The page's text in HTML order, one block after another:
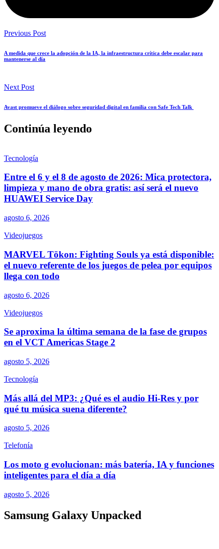
Previous Post
A medida que crece la adopción de la IA, la infraestructura crítica debe escalar para
mantenerse al día
Next Post
Avast promueve el diálogo sobre seguridad digital en familia con Safe Tech Talk
Continúa leyendo
Tecnología
Entre el 6 y el 8 de agosto de 2026: Mica protectora,
limpieza y mano de obra gratis: así será el nuevo
HUAWEI Service Day
agosto 6, 2026
Videojuegos
MARVEL Tōkon: Fighting Souls ya está disponible:
el nuevo referente de los juegos de pelea por equipos
llega con todo
agosto 6, 2026
Videojuegos
Se aproxima la última semana de la fase de grupos
en el VCT Americas Stage 2
agosto 5, 2026
Tecnología
Más allá del MP3: ¿Qué es el audio Hi-Res y por
qué tu música suena diferente?
agosto 5, 2026
Telefonía
Los moto g evolucionan: más batería, IA y funciones
inteligentes para el día a día
agosto 5, 2026
Samsung Galaxy Unpacked